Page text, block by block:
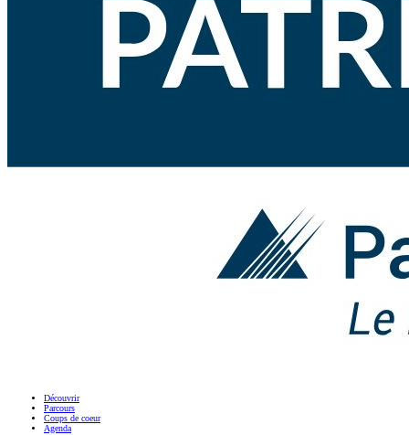
Découvrir
Parcours
Coups de coeur
Agenda